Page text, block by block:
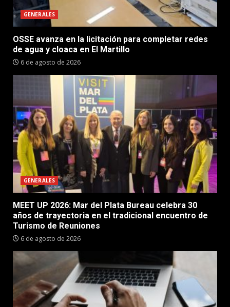
GENERALES
OSSE avanza en la licitación para completar redes
de agua y cloaca en El Martillo
6 de agosto de 2026
GENERALES
MEET UP 2026: Mar del Plata Bureau celebra 30
años de trayectoria en el tradicional encuentro de
Turismo de Reuniones
6 de agosto de 2026